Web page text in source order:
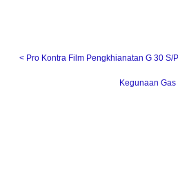
˂ Pro Kontra Film Pengkhianatan G 30 S/
Kegunaan